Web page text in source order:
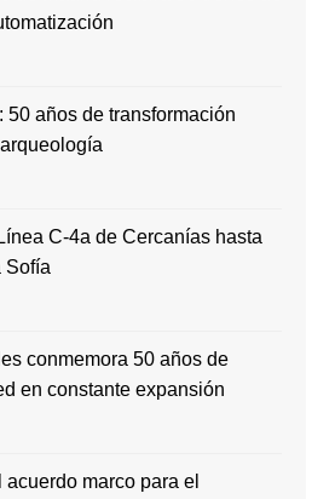
50 años de transformación
C-4a de Cercanías hasta
Sofía
conmemora 50 años de
en constante expansión
marco para el